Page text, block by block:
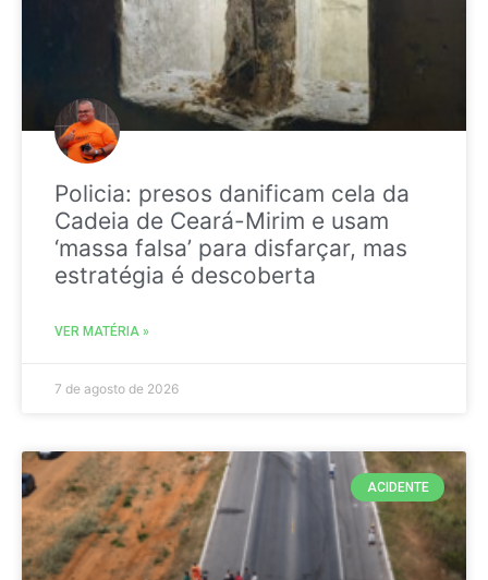
Policia: presos danificam cela da
Cadeia de Ceará-Mirim e usam
‘massa falsa’ para disfarçar, mas
estratégia é descoberta
VER MATÉRIA »
7 de agosto de 2026
ACIDENTE